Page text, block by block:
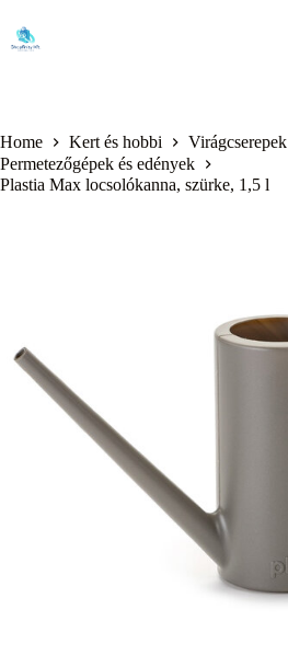
content
Home Kert és hobbi
Permetezőgépek és edények
Plastia Max locsolókanna, szürke, 1,5 l